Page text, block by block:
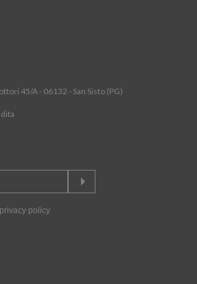
45/A - 06132 - San Sisto (PG)
privacy policy